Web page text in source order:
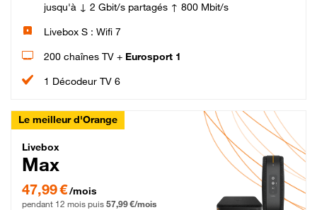
jusqu'à ↓ 2 Gbit/s partagés ↑ 800 Mbit/s
Livebox S : Wifi 7
200 chaînes TV + Eurosport 1
1 Décodeur TV 6
Le meilleur d'Orange
Livebox Max Fibre
Livebox
Max
47,99 € par mois pendant 12 mois puis 57,99 € par mois, Engagement 12 mois
47,99 €/mois
pendant 12 mois puis 57,99 €/mois